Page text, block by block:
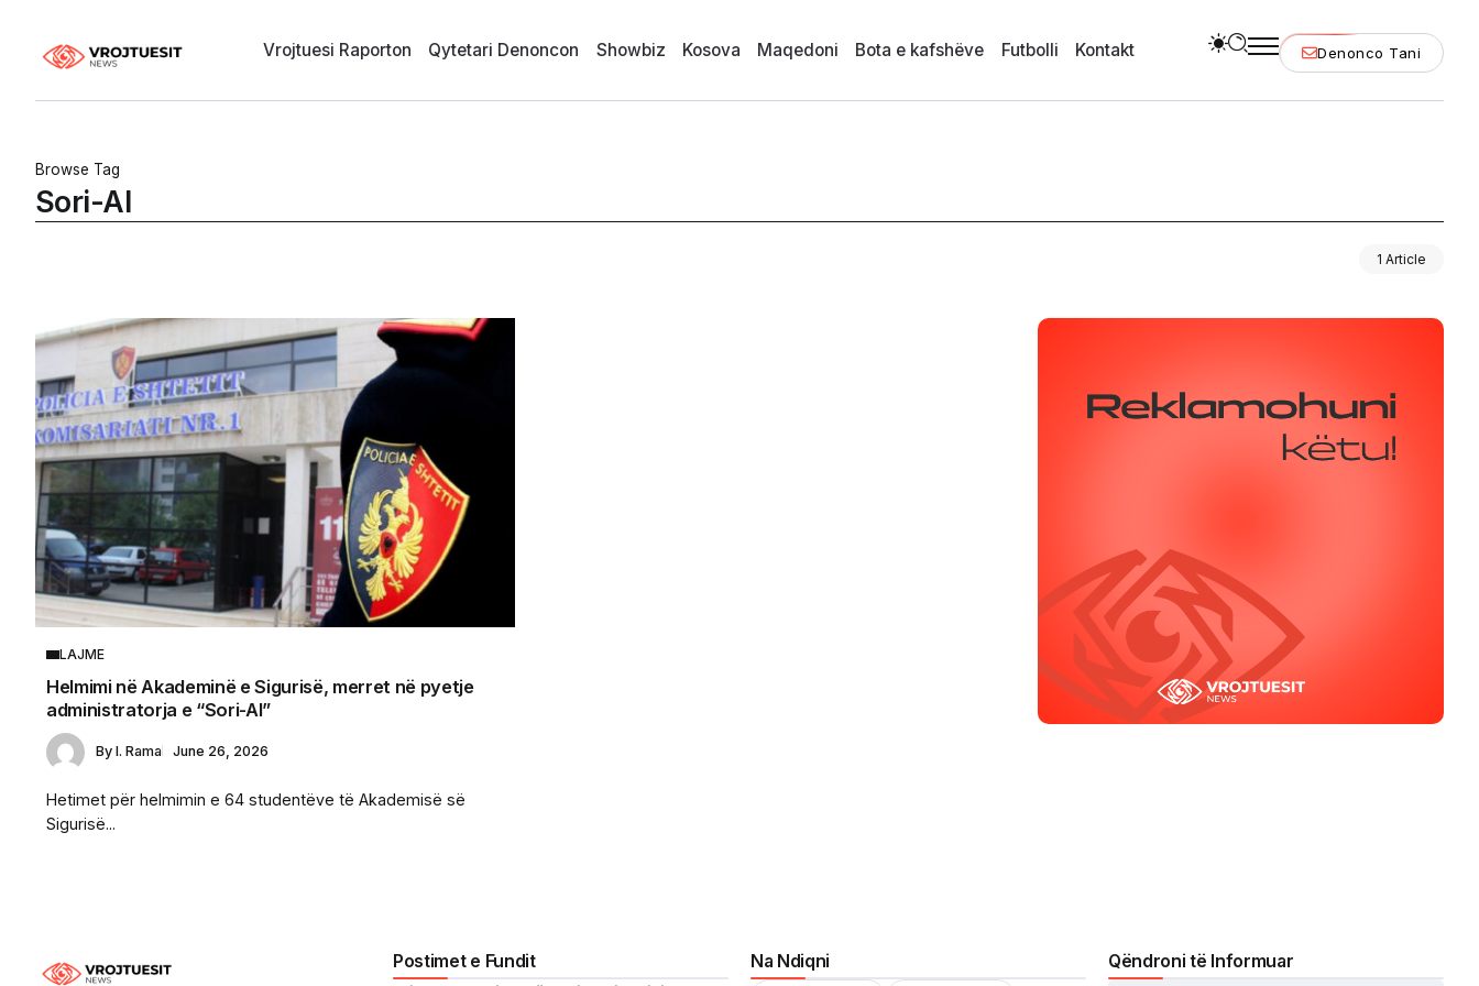
Vrojtuesi Raporton Qytetari Denoncon Showbiz Kosova Maqedoni Bota e kafshëve Futbolli Kontakt Denonco Tani
Browse Tag
Sori-Al
1 Article
LAJME
Helmimi në Akademinë e Sigurisë, merret në pyetje
administratorja e “Sori-Al”
By I. Rama June 26, 2026
Hetimet për helmimin e 64 studentëve të Akademisë së
Sigurisë...
Postimet e Fundit Na Ndiqni Qëndroni të Informuar